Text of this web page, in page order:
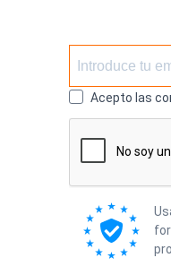
Acepto las